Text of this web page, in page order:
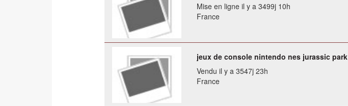
Mise en ligne il y a 3499j 10h
France
jeux de console nintendo nes jurassic park
Vendu il y a 3547j 23h
France